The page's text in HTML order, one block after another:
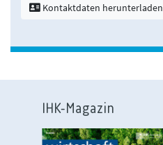
Kontaktdaten herunterladen
IHK-Magazin